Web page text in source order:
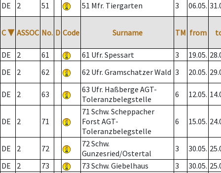
DE
2 51 51 Mfr. Tiergarten 3 06.05.
C ▼ ASSOC No. D Code Surname TM from
DE 2 61 61 Ufr. Spessart 3 19.05.
DE
2 62 62 Ufr. Gramschatzer Wald 3 20.05.
DE 2 63
63 Ufr. Haßberge AGT-
Toleranzbelegstelle
6 12.05.
DE 2 71
71 Schw. Scheppacher
Forst AGT-
Toleranzbelegstelle
6 15.05.
DE 2 72
72 Schw.
Gunzesried/Ostertal
3 30.05.
DE
2 73 73 Schw. Giebelhaus 3 30.05.